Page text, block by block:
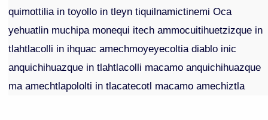
quimottilia in toyollo in tleyn tiquilnamictinemi Oca
yehuatlin muchipa monequi itech ammocuitihuetzizque in
tlahtlacolli in ihquac amechmoyeyecoltia diablo inic
anquichihuazque in tlahtlacolli macamo anquichihuazque
ma amechtlapololti in tlacatecotl macamo amechiztla